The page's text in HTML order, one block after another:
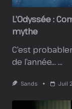
L’Odyssée :
mythe
C’est
de l’année… ...
Sands Juil